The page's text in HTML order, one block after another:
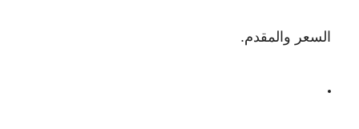
السعر والمقدم.